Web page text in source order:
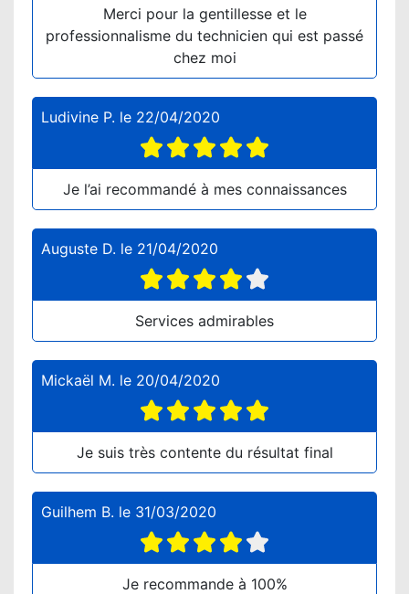
Merci pour la gentillesse et le
professionnalisme du technicien qui est passé
chez moi
Ludivine P. le 22/04/2020
Je l’ai recommandé à mes connaissances
Auguste D. le 21/04/2020
Services admirables
Mickaël M. le 20/04/2020
Je suis très contente du résultat final
Guilhem B. le 31/03/2020
Je recommande à 100%